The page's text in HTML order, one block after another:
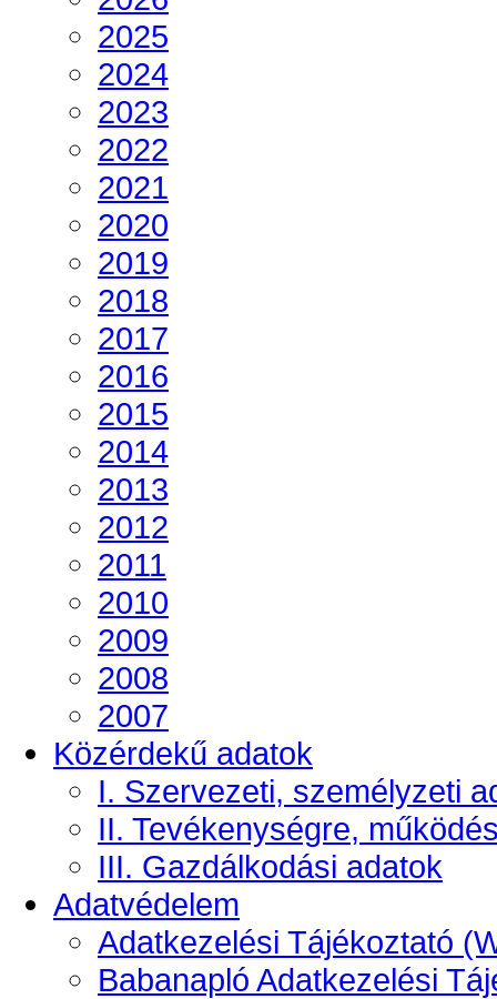
2025
2024
2023
2022
2021
2020
2019
2018
2017
2016
2015
2014
2013
2012
2011
2010
2009
2008
2007
Közérdekű adatok
I. Szervezeti, személyzeti
II. Tevékenységre,
III. Gazdálkodási adatok
Adatvédelem
Adatkezelési Tájékoztató
Babanapló Adatkezelési